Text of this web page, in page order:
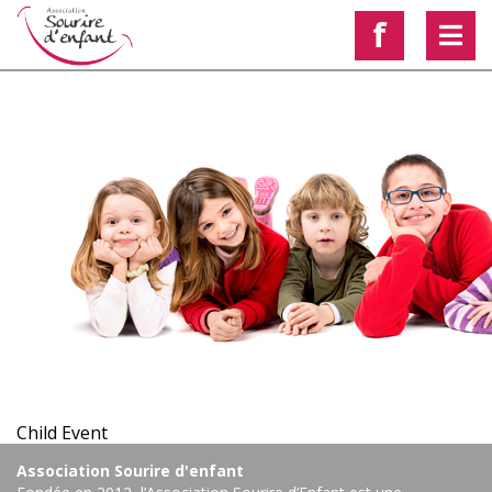
f
Child Event
Association Sourire d'enfant